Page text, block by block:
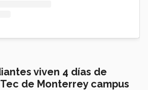
viven 4 días de
de Monterrey campus